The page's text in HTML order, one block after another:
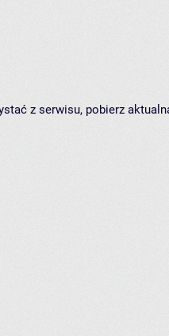
z serwisu, pobierz